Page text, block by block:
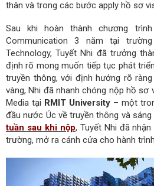
thân và trong các bước apply hồ sơ
Sau khi hoàn thành chương
Communication 3 năm tại
Technology, Tuyết Nhi đã trưởng
định rõ mong muốn tiếp tục phát
truyền thông, với định hướng rõ
vàng, Nhi đã nhanh chóng nộp hồ
Media tại RMIT University – một
đầu nước Úc về truyền thông và
tuần sau khi nộp, Tuyết Nhi đã
trường, mở ra cánh cửa cho hành